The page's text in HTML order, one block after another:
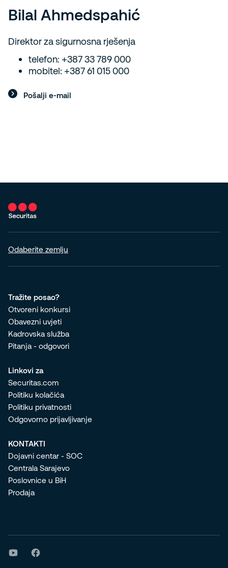
Bilal Ahmedspahić
Direktor za sigurnosna rješenja
telefon: +387 33 789 000
mobitel: +387 61 015 000
Pošalji e-mail
Odaberite zemlju
Tražite posao?
Otvoreni konkursi
Obavezni uvjeti
Kadrovska služba
Pitanja - odgovori
Linkovi za
Securitas.com
Politiku kolačića
Politiku privatnosti
Odgovorno prijavljivanje
KONTAKTI
Dojavni centar - SOC
Centrala Sarajevo
Poslovnice u BiH
Prodaja